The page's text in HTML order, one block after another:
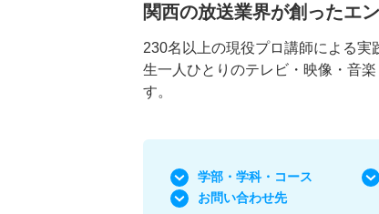
関西の放送業界が創ったエ
230名以上の現役プロ講師による
生一人ひとりのテレビ・映像・音
す。
学部・学科 ・コース
お問い合わせ先